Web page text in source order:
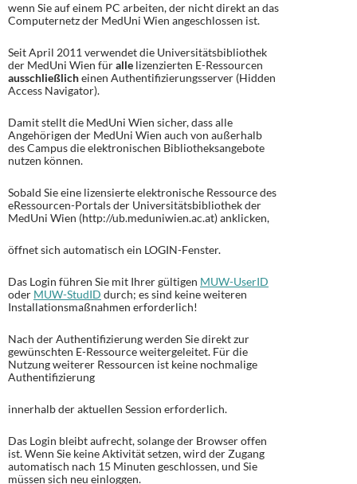
wenn Sie auf einem PC arbeiten, der nicht direkt an das
Computernetz der MedUni Wien angeschlossen ist.
Seit April 2011 verwendet die Universitätsbibliothek
der MedUni Wien füralle lizenzierten E-Ressourcen
ausschließlicheinen Authentifizierungsserver (Hidden
Access Navigator).
Damit stellt die MedUni Wien sicher, dass alle
Angehörigen der MedUni Wien auch von außerhalb
des Campus die elektronischen Bibliotheksangebote
nutzen können.
Sobald Sie eine lizensierte elektronische Ressource des
eRessourcen-Portals der Universitätsbibliothek der
MedUni Wien (http://ub.meduniwien.ac.at) anklicken,
öffnet sich automatisch ein LOGIN-Fenster.
Das Login führen Sie mit Ihrer gültigen MUW-UserID
oder MUW-StudID durch; es sind keine weiteren
Installationsmaßnahmen erforderlich!
Nach der Authentifizierung werden Sie direkt zur
gewünschten E-Ressource weitergeleitet. Für die
Nutzung weiterer Ressourcen ist keine nochmalige
Authentifizierung
innerhalb der aktuellen Session erforderlich.
Das Login bleibt aufrecht, solange der Browser offen
ist. Wenn Sie keine Aktivität setzen, wird der Zugang
automatisch nach 15 Minuten geschlossen, und Sie
müssen sich neu einloggen.